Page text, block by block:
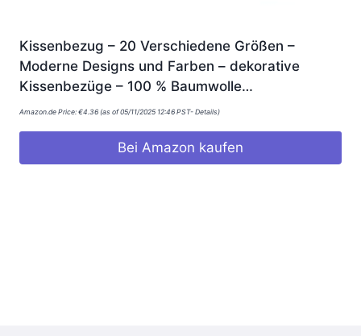
Kissenbezug – 20 Verschiedene Größen –
Moderne Designs und Farben – dekorative
Kissenbezüge – 100 % Baumwolle…
Amazon.de Price: €4.36 (as of 05/11/2025 12:46 PST- Details)
Bei Amazon kaufen